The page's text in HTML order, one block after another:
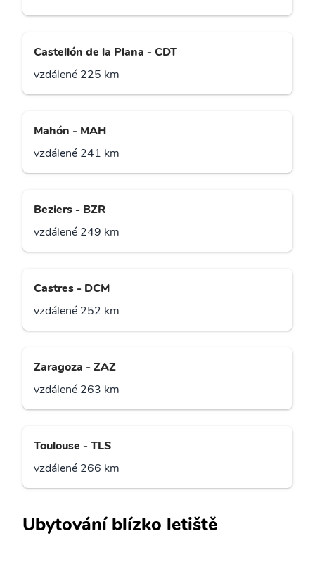
Castellón de la Plana - CDT
vzdálené 225 km
Mahón - MAH
vzdálené 241 km
Beziers - BZR
vzdálené 249 km
Castres - DCM
vzdálené 252 km
Zaragoza - ZAZ
vzdálené 263 km
Toulouse - TLS
vzdálené 266 km
Ubytování blízko letiště